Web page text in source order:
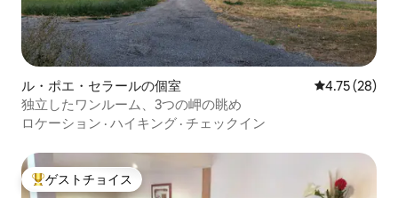
ル・ポエ・セラールの個室 レビュー28
4.75 (28)
独立したワンルーム、3つの岬の眺め
ロケーション · ハイキング · チェックイン
大好評のゲストチョイスです。
ゲストチョイス